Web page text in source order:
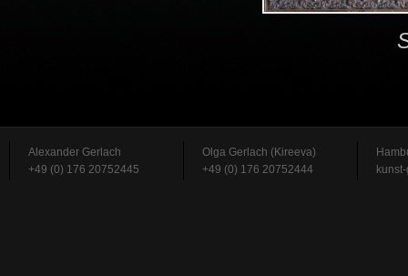
Alexander Gerlach
+49 (0) 176 20752445
Olga Gerlach (Kireeva)
+49 (0) 176 20752444